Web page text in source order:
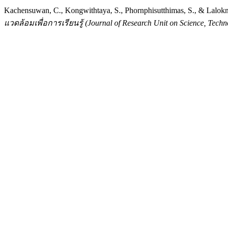
Kachensuwan, C., Kongwithtaya, S., Phornphisutthimas, S., &
แวดล้อมเพื่อการเรียนรู้ (Journal of Research Unit on Science,